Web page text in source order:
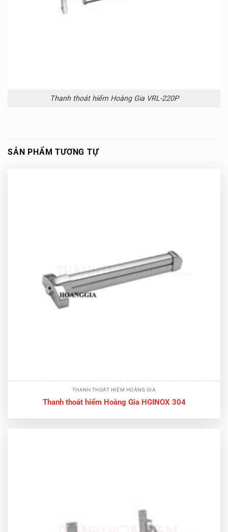
Thanh thoát hiểm Hoàng Gia VRL-220P
SẢN PHẨM TƯƠNG TỰ
THANH THOÁT HIỂM HOÀNG GIA
Thanh thoát hiểm Hoàng Gia HGINOX 304